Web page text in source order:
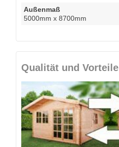
Außenmaß
5000mm x 8700mm
Qualität und Vorteile